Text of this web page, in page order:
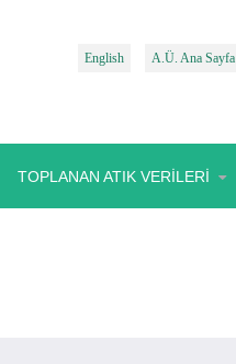
English A.Ü. Ana Sayfa
TOPLANAN ATIK VERILERI